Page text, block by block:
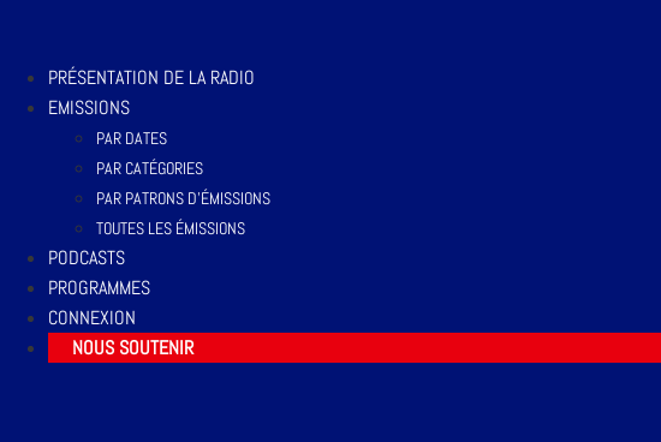
PRÉSENTATION DE LA RADIO
EMISSIONS
PAR DATES
PAR CATÉGORIES
PAR PATRONS D’ÉMISSIONS
TOUTES LES ÉMISSIONS
PODCASTS
PROGRAMMES
CONNEXION
NOUS SOUTENIR